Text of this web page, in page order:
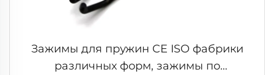
Зажимы для пружин CE ISO фабрики
различных форм, зажимы по